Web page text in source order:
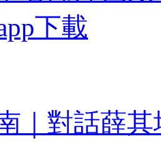
下載
｜對話薛